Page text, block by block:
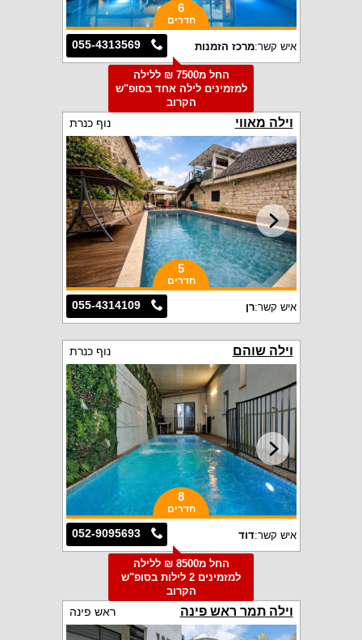
6
חדרים
055-4313569 איש קשר:מרכז הזמנות
החל מ7500 ₪ ללילה
למזמינים לילה אחד בסופ"ש
הקרוב
וילה מאווי נוף כנרת
5
חדרים
055-4314109 איש קשר:רן
וילה שוהם נוף כנרת
8
חדרים
052-9095693 איש קשר:דוד
החל מ8500 ₪ ללילה
למזמינים 2 לילות בסופ"ש
הקרוב
וילה תמר ראש פינה ראש פינה